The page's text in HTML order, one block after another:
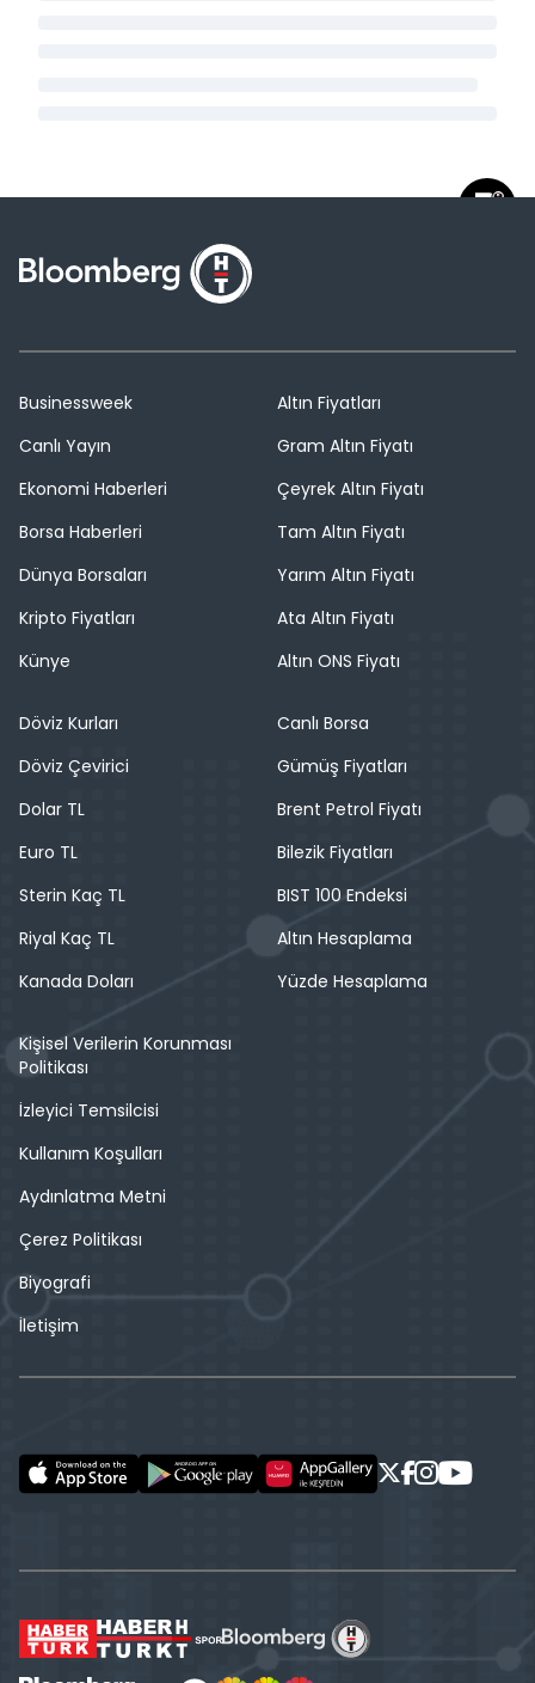
Businessweek
Canlı Yayın
Ekonomi Haberleri
Borsa Haberleri
Dünya Borsaları
Kripto Fiyatları
Künye
Altın Fiyatları
Gram Altın Fiyatı
Çeyrek Altın Fiyatı
Tam Altın Fiyatı
Yarım Altın Fiyatı
Ata Altın Fiyatı
Altın ONS Fiyatı
Döviz Kurları
Döviz Çevirici
Dolar TL
Euro TL
Sterin Kaç TL
Riyal Kaç TL
Kanada Doları
Canlı Borsa
Gümüş Fiyatları
Brent Petrol Fiyatı
Bilezik Fiyatları
BIST 100 Endeksi
Altın Hesaplama
Yüzde Hesaplama
Kişisel Verilerin Korunması
Politikası
İzleyici Temsilcisi
Kullanım Koşulları
Aydınlatma Metni
Çerez Politikası
Biyografi
İletişim